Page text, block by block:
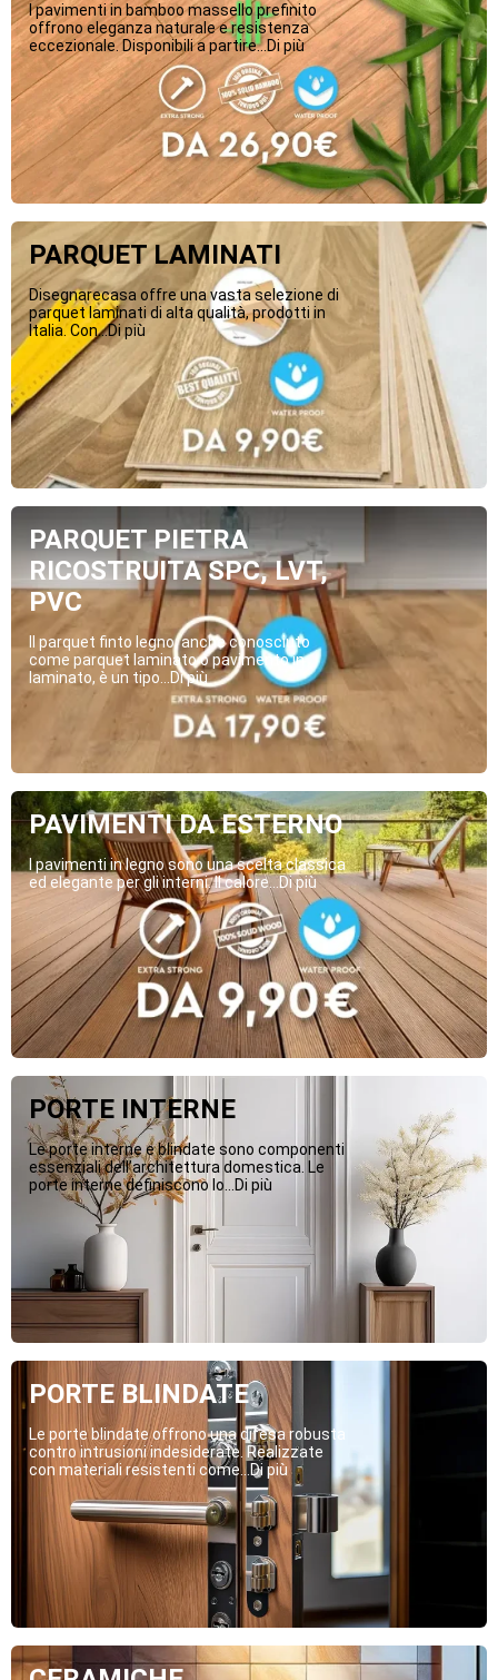
I pavimenti in bamboo massello prefinito
offrono eleganza naturale e resistenza
eccezionale. Disponibili a partire...Di più
PARQUET LAMINATI
Disegnarecasa offre una vasta selezione di
parquet laminati di alta qualità, prodotti in
Italia. Con...Di più
PARQUET PIETRA
RICOSTRUITA SPC, LVT,
PVC
Il parquet finto legno, anche conosciuto
come parquet laminato o pavimento in
laminato, è un tipo...Di più
PAVIMENTI DA ESTERNO
I pavimenti in legno sono una scelta classica
ed elegante per gli interni. Il calore...Di più
PORTE INTERNE
Le porte interne e blindate sono componenti
essenziali dell’architettura domestica. Le
porte interne definiscono lo...Di più
PORTE BLINDATE
Le porte blindate offrono una difesa robusta
contro intrusioni indesiderate. Realizzate
con materiali resistenti come...Di più